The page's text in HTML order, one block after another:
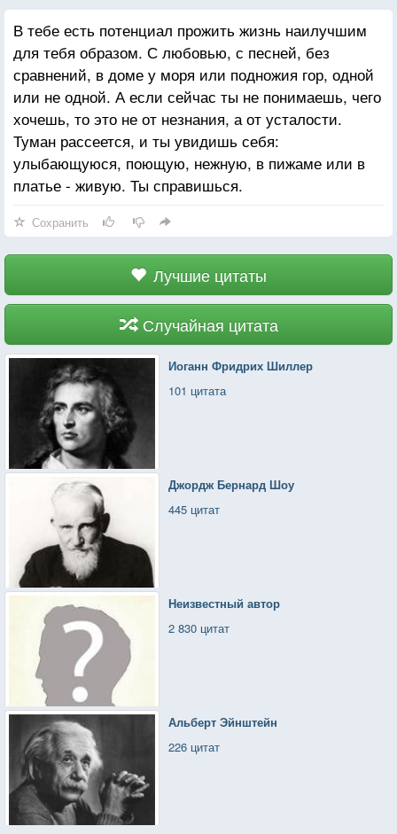
В тебе есть потенциал прожить жизнь наилучшим
для тебя образом. С любовью, с песней, без
сравнений, в доме у моря или подножия гор, одной
или не одной. А если сейчас ты не понимаешь, чего
хочешь, то это не от незнания, а от усталости.
Туман рассеется, и ты увидишь себя:
улыбающуюся, поющую, нежную, в пижаме или в
платье - живую. Ты справишься.
Сохранить
Лучшие цитаты
Случайная цитата
Иоганн Фридрих Шиллер
101 цитата
Джордж Бернард Шоу
445 цитат
Неизвестный автор
2 830 цитат
Альберт Эйнштейн
226 цитат